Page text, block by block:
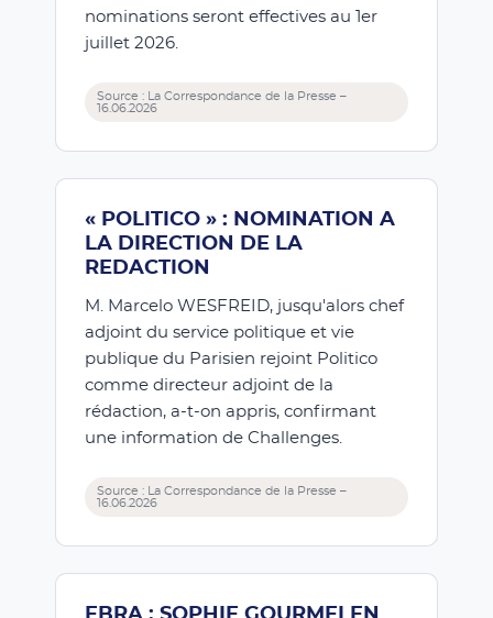
nominations seront effectives au 1er
juillet 2026.
Source : La Correspondance de la Presse –
16.06.2026
« POLITICO » : NOMINATION A
LA DIRECTION DE LA
REDACTION
M. Marcelo WESFREID, jusqu'alors chef
adjoint du service politique et vie
publique du Parisien rejoint Politico
comme directeur adjoint de la
rédaction, a-t-on appris, confirmant
une information de Challenges.
Source : La Correspondance de la Presse –
16.06.2026